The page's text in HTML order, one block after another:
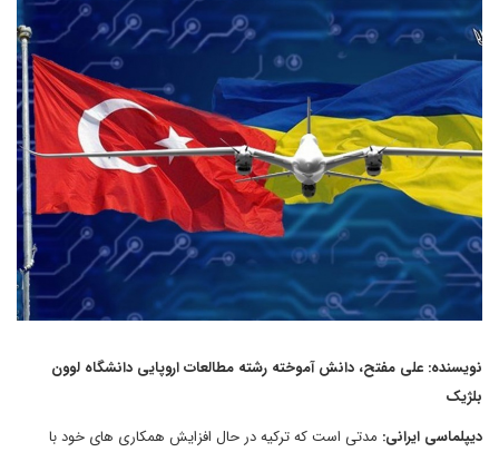
نویسنده: علی مفتح، دانش آموخته رشته مطالعات اروپایی دانشگاه لوون
بلژیک
دیپلماسی ایرانی: مدتی است که ترکیه در حال افزایش همکاری های خود با